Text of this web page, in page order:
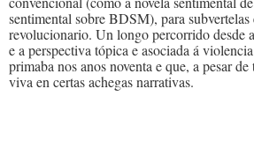
sentimental sobre BDSM), para
revolucionario. Un longo percorrido desde
e a perspectiva tópica e asociada á
primaba nos anos noventa e que, a pesar
viva en certas achegas narrativas.